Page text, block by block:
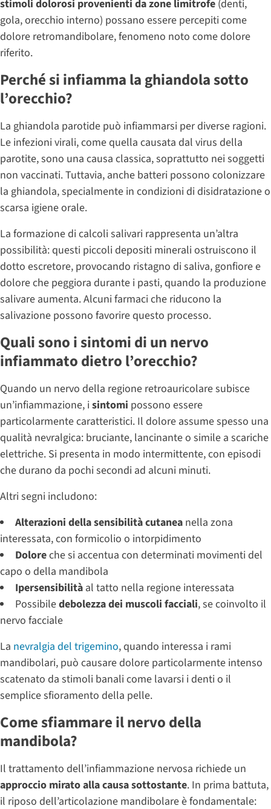
stimoli dolorosi provenienti da zone limitrofe (denti,
gola, orecchio interno) possano essere percepiti come
dolore retromandibolare, fenomeno noto come dolore
riferito.
Perché si infiamma la ghiandola sotto
l’orecchio?
La ghiandola parotide può infiammarsi per diverse ragioni.
Le infezioni virali, come quella causata dal virus della
parotite, sono una causa classica, soprattutto nei soggetti
non vaccinati. Tuttavia, anche batteri possono colonizzare
la ghiandola, specialmente in condizioni di disidratazione o
scarsa igiene orale.
La formazione di calcoli salivari rappresenta un’altra
possibilità: questi piccoli depositi minerali ostruiscono il
dotto escretore, provocando ristagno di saliva, gonfiore e
dolore che peggiora durante i pasti, quando la produzione
salivare aumenta. Alcuni farmaci che riducono la
salivazione possono favorire questo processo.
Quali sono i sintomi di un nervo
infiammato dietro l’orecchio?
Quando un nervo della regione retroauricolare subisce
un’infiammazione, isintomi possono essere
particolarmente caratteristici. Il dolore assume spesso una
qualità nevralgica: bruciante, lancinante o simile a scariche
elettriche. Si presenta in modo intermittente, con episodi
che durano da pochi secondi ad alcuni minuti.
Altri segni includono:
Alterazioni della sensibilità cutanea nella zona
interessata, con formicolio o intorpidimento
Doloreche si accentua con determinati movimenti del
capo o della mandibola
Ipersensibilità al tatto nella regione interessata
Possibiledebolezza dei muscoli facciali, se coinvolto il
nervo facciale
La nevralgia del trigemino, quando interessa i rami
mandibolari, può causare dolore particolarmente intenso
scatenato da stimoli banali come lavarsi i denti o il
semplice sfioramento della pelle.
Come sfiammare il nervo della
mandibola?
Il trattamento dell’infiammazione nervosa richiede un
approccio mirato alla causa sottostante. In prima battuta,
il riposo dell’articolazione mandibolare è fondamentale: